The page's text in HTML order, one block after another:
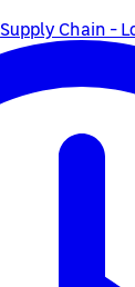
Supply Chain -